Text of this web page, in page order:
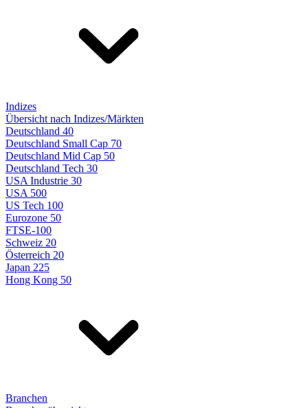
Indizes
Übersicht nach Indizes/Märkten
Deutschland 40
Deutschland Small Cap 70
Deutschland Mid Cap 50
Deutschland Tech 30
USA Industrie 30
USA 500
US Tech 100
Eurozone 50
FTSE-100
Schweiz 20
Österreich 20
Japan 225
Hong Kong 50
Branchen